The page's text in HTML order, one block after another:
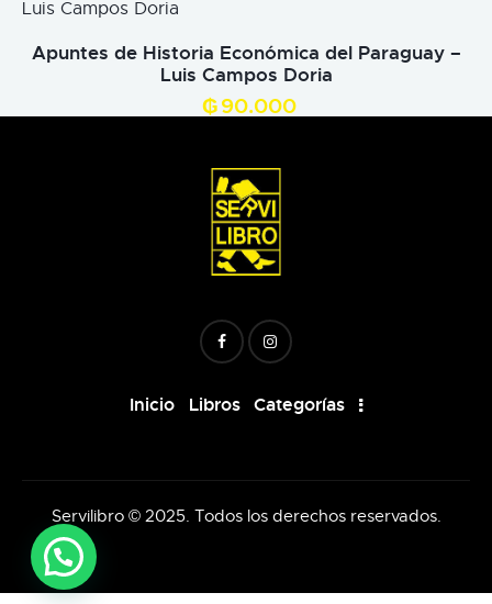
Apuntes de Historia Económica del Paraguay –
Luis Campos Doria
₲90.000
Inicio Libros Categorías
Servilibro © 2025. Todos los derechos reservados.